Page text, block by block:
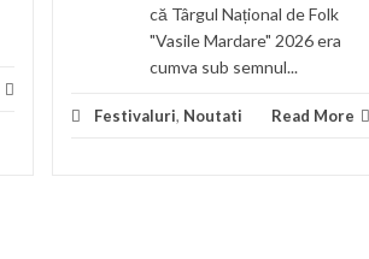
că Târgul Național de Folk
"Vasile Mardare" 2026 era
cumva sub semnul...
Festivaluri, Noutati Read More